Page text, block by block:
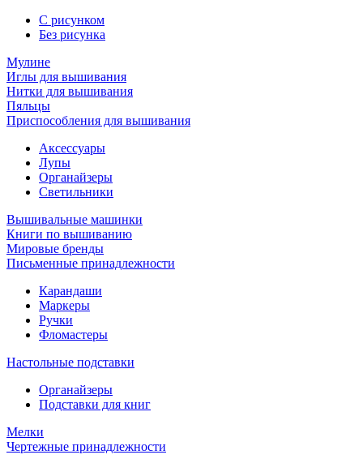
С рисунком
Без рисунка
Мулине
Иглы для вышивания
Нитки для вышивания
Пяльцы
Приспособления для вышивания
Аксессуары
Лупы
Органайзеры
Светильники
Вышивальные машинки
Книги по вышиванию
Мировые бренды
Письменные принадлежности
Карандаши
Маркеры
Ручки
Фломастеры
Настольные подставки
Органайзеры
Подставки для книг
Мелки
Чертежные принадлежности